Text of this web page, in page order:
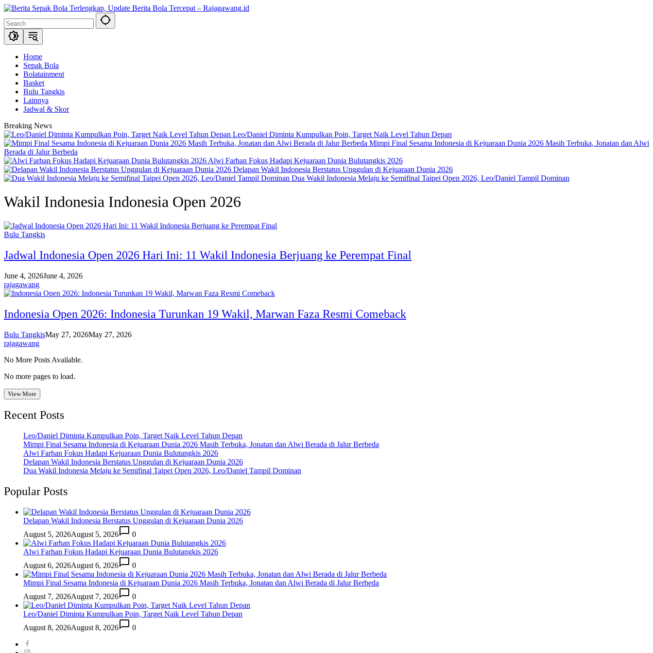
Skip
content
Home
Sepak Bola
Bolatainment
Basket
Bulu Tangkis
Lainnya
Jadwal & Skor
Breaking News
Leo/Daniel Diminta Kumpulkan Poin, Target Naik Level Tahun Depan
Mimpi Final Sesama Indonesia di Kejuaraan Dunia 2026 Masih Terbuka, Jonatan dan Alwi
Berada di Jalur Berbeda
Alwi Farhan Fokus Hadapi Kejuaraan Dunia Bulutangkis 2026
Delapan Wakil Indonesia Berstatus Unggulan di Kejuaraan Dunia 2026
Dua Wakil Indonesia Melaju ke Semifinal Taipei Open 2026, Leo/Daniel Tampil Dominan
Wakil Indonesia Indonesia Open 2026
Bulu Tangkis
Jadwal Indonesia Open 2026 Hari Ini: 11 Wakil Indonesia Berjuang ke Perempat Final
June 4, 2026June 4, 2026
rajagawang
Indonesia Open 2026: Indonesia Turunkan 19 Wakil, Marwan Faza Resmi Comeback
Bulu TangkisMay 27, 2026May 27, 2026
rajagawang
No More Posts Available.
No more pages to load.
View More
Recent Posts
Leo/Daniel Diminta Kumpulkan Poin, Target Naik Level Tahun Depan
Mimpi Final Sesama Indonesia di Kejuaraan Dunia 2026 Masih Terbuka, Jonatan dan Alwi Berada di Jalur Berbeda
Alwi Farhan Fokus Hadapi Kejuaraan Dunia Bulutangkis 2026
Delapan Wakil Indonesia Berstatus Unggulan di Kejuaraan Dunia 2026
Dua Wakil Indonesia Melaju ke Semifinal Taipei Open 2026, Leo/Daniel Tampil Dominan
Popular Posts
Delapan Wakil Indonesia Berstatus Unggulan di Kejuaraan Dunia 2026
August 5, 2026August 5, 2026 0
Alwi Farhan Fokus Hadapi Kejuaraan Dunia Bulutangkis 2026
August 6, 2026August 6, 2026 0
Mimpi Final Sesama Indonesia di Kejuaraan Dunia 2026 Masih Terbuka, Jonatan dan Alwi Berada di Jalur Berbeda
August 7, 2026August 7, 2026 0
Leo/Daniel Diminta Kumpulkan Poin, Target Naik Level Tahun Depan
August 8, 2026August 8, 2026 0